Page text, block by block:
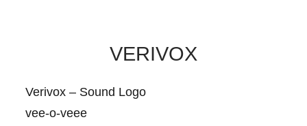
VERIVOX
Verivox – Sound Logo
vee-o-veee